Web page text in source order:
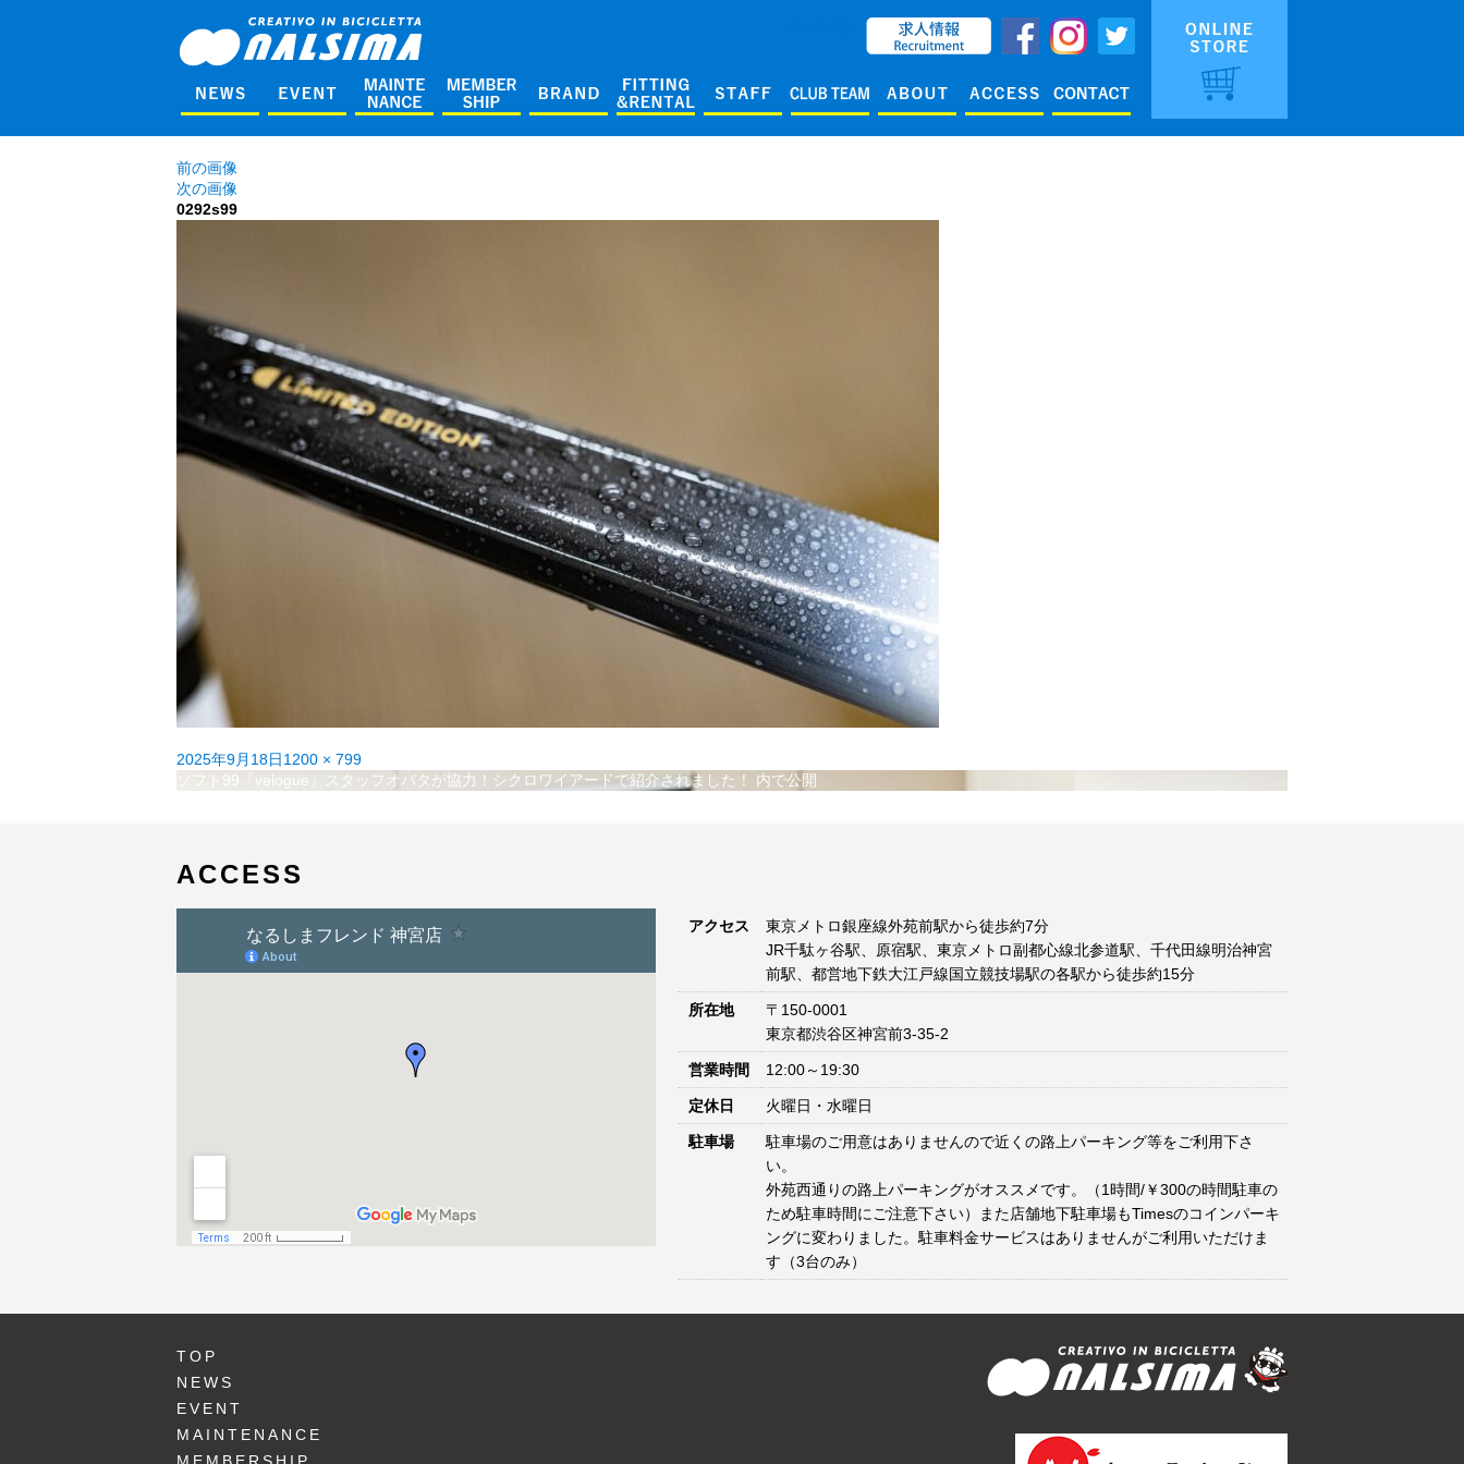
前の画像
次の画像
0292s99
投
稿
2025年9月18日フ
ル
1200 × 799
投
ゲ
ー
ソフト99『velogue』スタッフオバタが協力！シクロワイアードで紹介されました！ 内で公開
ACCESS
アクセス
東京メトロ銀座線外苑前駅から徒歩約7分
JR千駄ヶ谷駅、原宿駅、東京メトロ副都心線北参道駅、千代田線明治神宮
前駅、都営地下鉄大江戸線国立競技場駅の各駅から徒歩約15分
所在地
〒150-0001
東京都渋谷区神宮前3-35-2
営業時間 12:00～19:30
定休日 火曜日・水曜日
駐車場
駐車場のご用意はありませんので近くの路上パーキング等をご利用下さ
い。
外苑西通りの路上パーキングがオススメです。（1時間/￥300の時間駐車の
ため駐車時間にご注意下さい）また店舗地下駐車場もTimesのコインパーキ
ングに変わりました。駐車料金サービスはありませんがご利用いただけま
す（3台のみ）
TOP
NEWS
EVENT
MAINTENANCE